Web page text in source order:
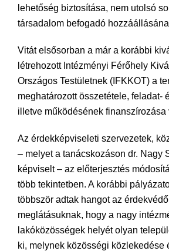
lehetőség biztosítása, nem utolsó
társadalom befogadó
Vitát elsősorban a már a korábbi
létrehozott Intézményi Férőhely
Országos Testületnek (IFKKOT) a
meghatározott összetétele, feladat-
illetve működésének finanszírozása
Az érdekképviseleti szervezetek,
– melyet a tanácskozáson dr. Nagy
képviselt – az előterjesztés
több tekintetben. A korábbi
többször adtak hangot az
meglátásuknak, hogy a nagy
lakóközösségek helyét olyan
ki, melynek közösségi közlekedése